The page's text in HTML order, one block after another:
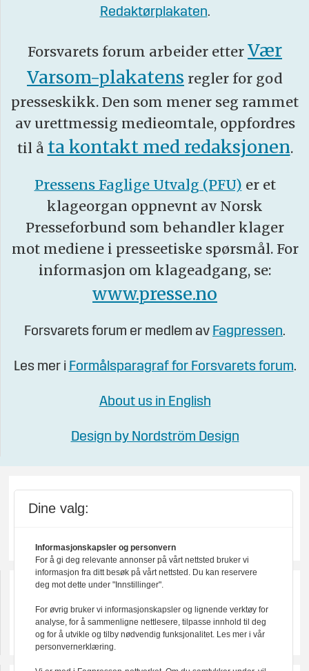
Redaktørplakaten.
Forsvarets forum arbeider etter Vær
Varsom-plakatens regler for god
presseskikk. Den som mener seg rammet
av urettmessig medieomtale, oppfordres
til å ta kontakt med redaksjonen.
Pressens Faglige Utvalg (PFU) er et
klageorgan oppnevnt av Norsk
Presseforbund som behandler klager
mot mediene i presseetiske spørsmål. For
informasjon om klageadgang, se:
www.presse.no
Forsvarets forum er medlem av Fagpressen.
Les mer i Formålsparagraf for Forsvarets forum.
About us in English
Design by Nordström Design
Dine valg:
Informasjonskapsler og personvern
For å gi deg relevante annonser på vårt nettsted bruker vi
informasjon fra ditt besøk på vårt nettsted. Du kan reservere
deg mot dette under "Innstillinger".
For øvrig bruker vi informasjonskapsler og lignende verktøy for
analyse, for å sammenligne nettlesere, tilpasse innhold til deg
og for å utvikle og tilby nødvendig funksjonalitet. Les mer i vår
personvernerklæring.